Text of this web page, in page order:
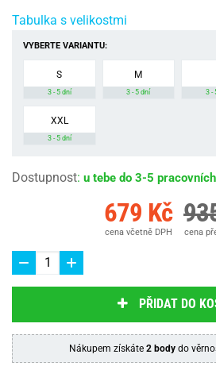
Tabulka s velikostmi
VYBERTE VARIANTU:
S
3 - 5 dní
M
3 - 5 dní 3 -
XXL
3 - 5 dní
Dostupnost: u tebe do 3-5
679 Kč
cena včetně DPH cena
PŘIDAT DO
Nákupem získáte 2 bodydo